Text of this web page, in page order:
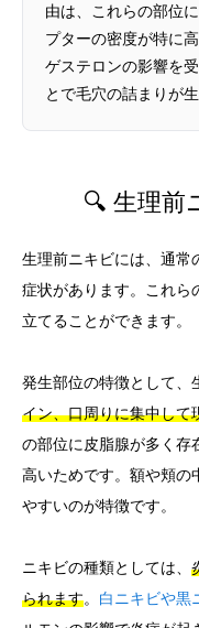
由は、これらの部位
プターの密度が特に
ゲステロンの影響を
とで毛穴の詰まりが
🔍 生理前
生理前ニキビには、通常
症状があります。これら
立てることができます。
発生部位の特徴として、
イン、口周りに集中して
の部位に皮脂腺が多く存
高いためです。額や頬の
やすいのが特徴です。
ニキビの種類としては、
られます。 白ニキビや黒